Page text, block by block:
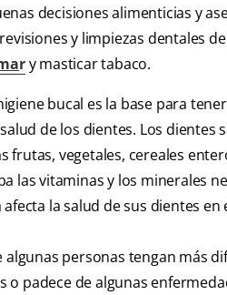
decisiones alimenticias y
y limpiezas dentales
ry masticar tabaco.
bucal es la base para
de los dientes. Los
frutas, vegetales, cereales
las vitaminas y los minerales
la salud de sus dientes
algunas personas tengan más
o padece de algunas